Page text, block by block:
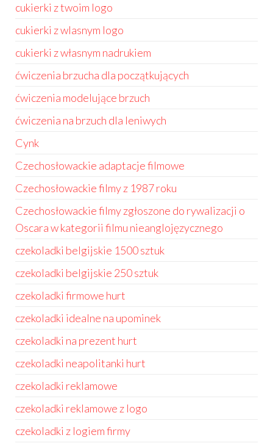
cukierki z twoim logo
cukierki z wlasnym logo
cukierki z własnym nadrukiem
ćwiczenia brzucha dla początkujących
ćwiczenia modelujące brzuch
ćwiczenia na brzuch dla leniwych
Cynk
Czechosłowackie adaptacje filmowe
Czechosłowackie filmy z 1987 roku
Czechosłowackie filmy zgłoszone do rywalizacji o
Oscara w kategorii filmu nieanglojęzycznego
czekoladki belgijskie 1500 sztuk
czekoladki belgijskie 250 sztuk
czekoladki firmowe hurt
czekoladki idealne na upominek
czekoladki na prezent hurt
czekoladki neapolitanki hurt
czekoladki reklamowe
czekoladki reklamowe z logo
czekoladki z logiem firmy